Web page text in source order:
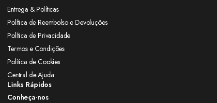
Entrega & Políticas
Política de Reembolso e Devoluções
Política de Privacidade
Termos e Condições
Política de Cookies
Central de Ajuda
Links Rápidos
Conheça-nos